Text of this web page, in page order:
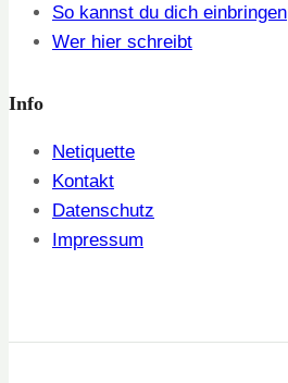
So kannst du dich einbringen
Wer hier schreibt
Info
Netiquette
Kontakt
Datenschutz
Impressum